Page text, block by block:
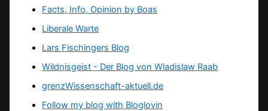
Facts, Info, Opinion by Boas
Liberale Warte
Lars Fischingers Blog
Wildnisgeist - Der Blog von Wladislaw Raab
grenzWissenschaft-aktuell.de
Follow my blog with Bloglovin